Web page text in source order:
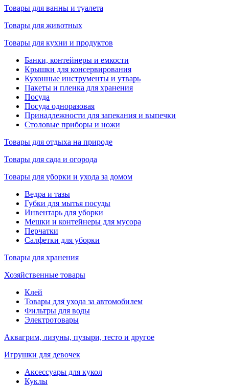
Товары для ванны и туалета
Товары для животных
Товары для кухни и продуктов
Банки, контейнеры и емкости
Крышки для консервирования
Кухонные инструменты и утварь
Пакеты и пленка для хранения
Посуда
Посуда одноразовая
Принадлежности для запекания и выпечки
Столовые приборы и ножи
Товары для отдыха на природе
Товары для сада и огорода
Товары для уборки и ухода за домом
Ведра и тазы
Губки для мытья посуды
Инвентарь для уборки
Мешки и контейнеры для мусора
Перчатки
Салфетки для уборки
Товары для хранения
Хозяйственные товары
Клей
Товары для ухода за автомобилем
Фильтры для воды
Электротовары
Аквагрим, лизуны, пузыри, тесто и другое
Игрушки для девочек
Аксессуары для кукол
Куклы